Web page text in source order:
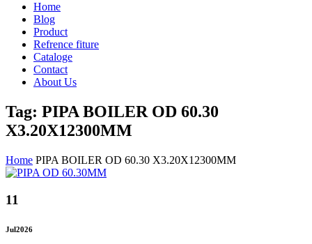
Home
Blog
Product
Refrence fiture
Cataloge
Contact
About Us
Tag: PIPA BOILER OD 60.30
X3.20X12300MM
Home PIPA BOILER OD 60.30 X3.20X12300MM
11
Jul2026